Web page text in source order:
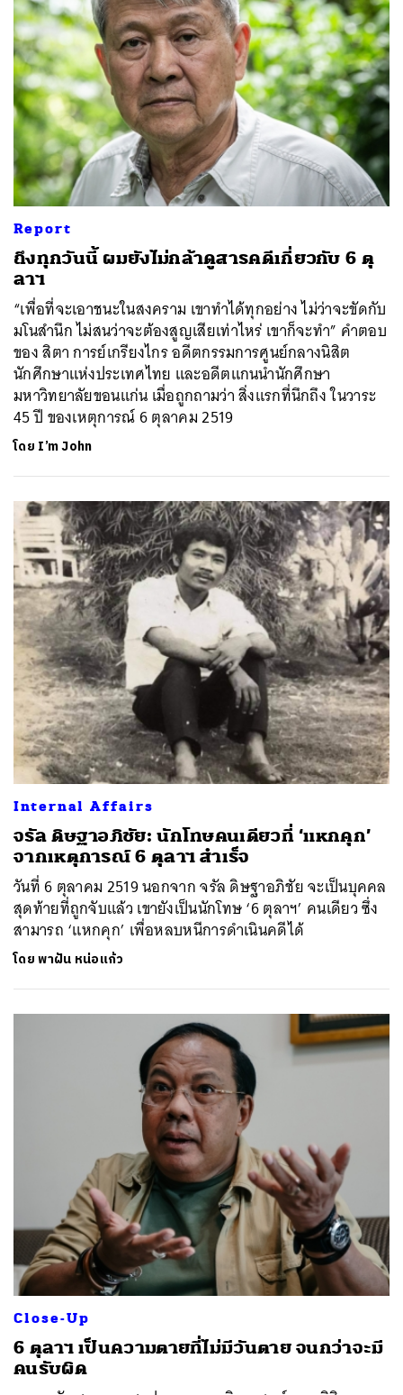
Report
ถึงทุกวันนี้ ผมยังไม่กล้าดูสารคดีเกี่ยวกับ 6 ตุ
ลาฯ
“เพื่อที่จะเอาชนะในสงคราม เขาทำได้ทุกอย่าง ไม่ว่าจะขัดกับ
มโนสำนึก ไม่สนว่าจะต้องสูญเสียเท่าไหร่ เขาก็จะทำ” คำตอบ
ของ สิตา การย์เกรียงไกร อดีตกรรมการศูนย์กลางนิสิต
นักศึกษาแห่งประเทศไทย และอดีตแกนนำนักศึกษา
มหาวิทยาลัยขอนแก่น เมื่อถูกถามว่า สิ่งแรกที่นึกถึง ในวาระ
45 ปี ของเหตุการณ์ 6 ตุลาคม 2519
โดย I’m John
Internal Affairs
จรัล ดิษฐาอภิชัย: นักโทษคนเดียวที่ ‘แหกคุก’
จากเหตุการณ์ 6 ตุลาฯ สำเร็จ
วันที่ 6 ตุลาคม 2519 นอกจาก จรัล ดิษฐาอภิชัย จะเป็นบุคคล
สุดท้ายที่ถูกจับแล้ว เขายังเป็นนักโทษ ‘6 ตุลาฯ’ คนเดียว ซึ่ง
สามารถ ‘แหกคุก’ เพื่อหลบหนีการดำเนินคดีได้
โดยพาฝัน หน่อแก้ว
Close-Up
6 ตุลาฯ เป็นความตายที่ไม่มีวันตาย จนกว่าจะมี
คนรับผิด